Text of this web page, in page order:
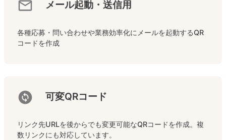
メール起動・送信用
各種応募・問い合わせや業務効率化にメールを起動するQR
コードを作成
可変QRコード
リンク先URLを後からでも変更可能なQRコードを作成。複
数リンクにも対応しています。